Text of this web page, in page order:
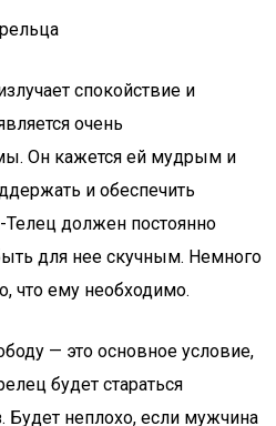
спокойствие и
очень
Он кажется ей мудрым и
и обеспечить
должен постоянно
для нее скучным. Немного
что ему необходимо.
— это основное условие,
будет стараться
Будет неплохо, если мужчина